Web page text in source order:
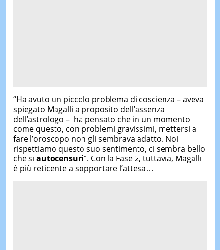
“Ha avuto un piccolo problema di coscienza – aveva
spiegato Magalli a proposito dell’assenza
dell’astrologo – ha pensato che in un momento
come questo, con problemi gravissimi, mettersi a
fare l’oroscopo non gli sembrava adatto. Noi
rispettiamo questo suo sentimento, ci sembra bello
che si autocensuri”. Con la Fase 2, tuttavia, Magalli
è più reticente a sopportare l’attesa…